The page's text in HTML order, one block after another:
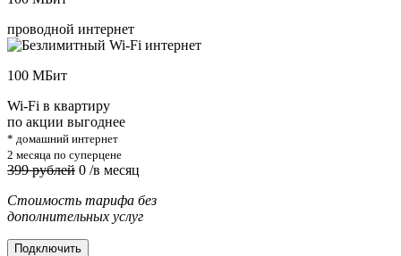
проводной интернет
100 МБит
Wi-Fi в квартиру
по акции выгоднее
* домашний интернет
2 месяца по суперцене
399 рублей 0 /в месяц
Стоимость тарифа без
дополнительных услуг
Подключить